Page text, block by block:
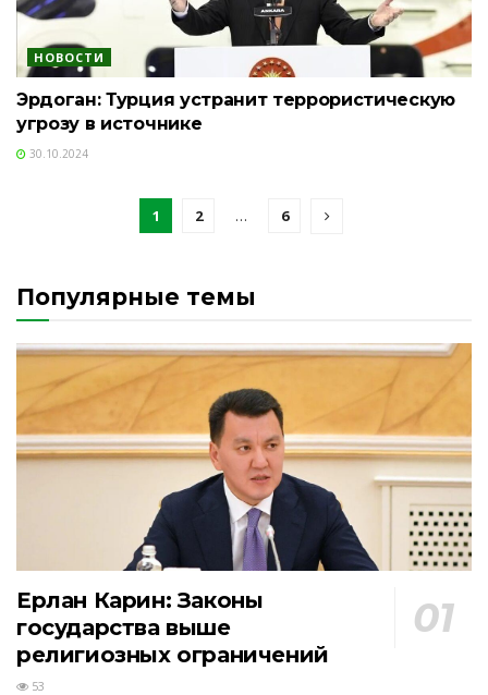
НОВОСТИ
Эрдоган: Турция устранит террористическую
угрозу в источнике
30.10.2024
1 2 … 6
Популярные темы
Ерлан Карин: Законы
государства выше
религиозных ограничений
53